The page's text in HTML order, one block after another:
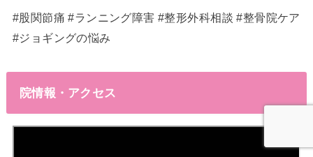
#股関節痛 #ランニング障害 #整形外科相談 #整骨院ケア
#ジョギングの悩み
院情報・アクセス